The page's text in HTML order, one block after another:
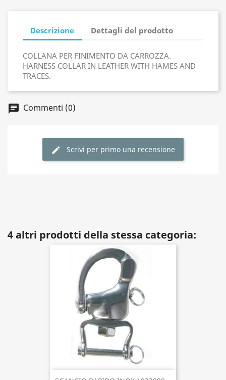
Descrizione Dettagli del prodotto
COLLANA PER FINIMENTO DA CARROZZA.
HARNESS COLLAR IN LEATHER WITH HAMES AND
TRACES.
Commenti (0)
Scrivi per primo una recensione
4 altri prodotti della stessa categoria: